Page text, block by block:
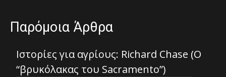
Παρόμοια Άρθρα
Ιστορίες για αγρίους: Richard Chase (O
“βρυκόλακας του Sacramento”)